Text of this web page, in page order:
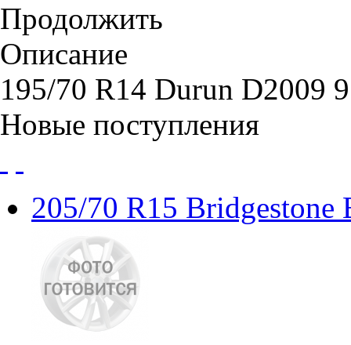
Продолжить
Описание
195/70 R14 Durun D2009
Новые поступления
205/70 R15